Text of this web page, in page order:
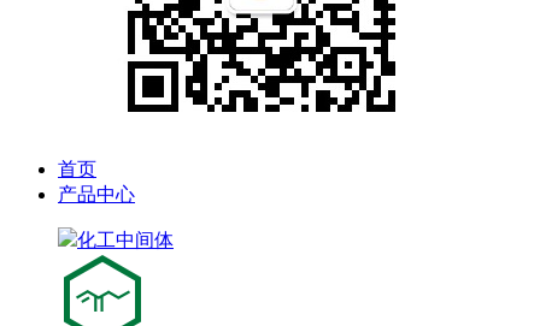
首页
产品中心
化工中间体